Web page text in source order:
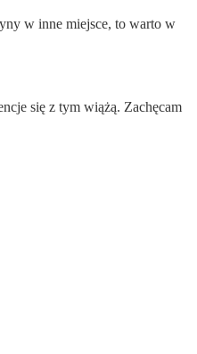
w inne miejsce, to warto w
się z tym wiążą. Zachęcam